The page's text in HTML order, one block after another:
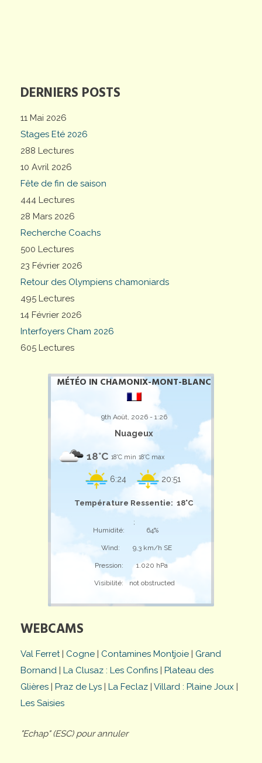
DERNIERS POSTS
11 Mai 2026
Stages Eté 2026
288 Lectures
10 Avril 2026
Fête de fin de saison
444 Lectures
28 Mars 2026
Recherche Coachs
500 Lectures
23 Février 2026
Retour des Olympiens chamoniards
495 Lectures
14 Février 2026
Interfoyers Cham 2026
605 Lectures
MÉTÉO IN CHAMONIX-MONT-BLANC
9th Août, 2026 - 1:26
Nuageux
18°C 18°C min 18°C max
6:24 20:51
Température Ressentie: 18°C
;
Humidité:
64%
Wind: 9,3 km/h SE
Pression: 1.020 hPa
Visibilité: not obstructed
WEBCAMS
Val Ferret| Cogne | Contamines Montjoie | Grand
Bornand | La Clusaz : Les Confins | Plateau des
Glières | Praz de Lys | La Feclaz | Villard : Plaine Joux |
Les Saisies
"Echap" (ESC) pour annuler